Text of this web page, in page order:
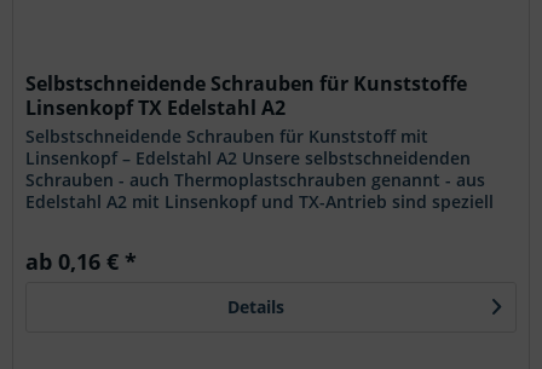
Selbstschneidende Schrauben für Kunststoffe
Linsenkopf TX Edelstahl A2
Selbstschneidende Schrauben für Kunststoff mit
Linsenkopf – Edelstahl A2 Unsere selbstschneidenden
Schrauben - auch Thermoplastschrauben genannt - aus
Edelstahl A2 mit Linsenkopf und TX-Antrieb sind speziell
ab 0,16 € *
Details